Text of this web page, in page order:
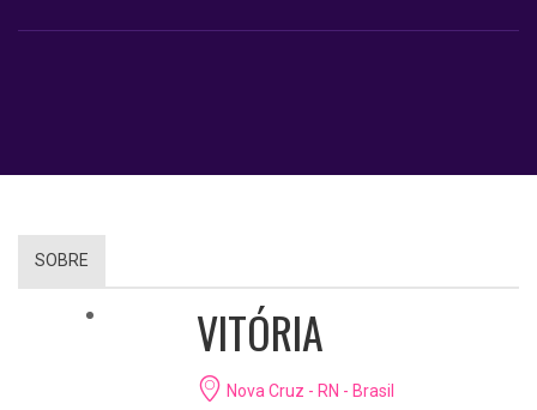
SOBRE
VITÓRIA
Nova Cruz - RN - Brasil